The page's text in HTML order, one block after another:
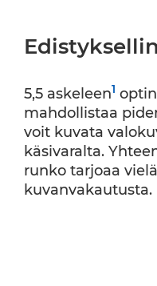
5,5 askeleen1
mahdollistaa
voit kuvata
käsivaralta.
runko tarjoaa
kuvanvakautusta.